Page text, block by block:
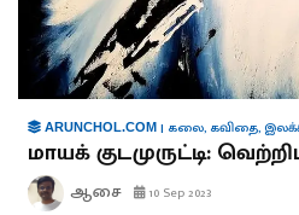
ARUNCHOL.COM | கலை, கவிதை,
மாயக் குடமுருட்டி:
ஆசை 10 Sep 2023